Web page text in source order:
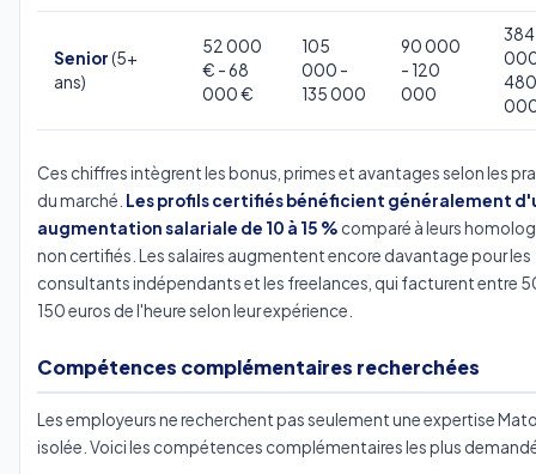
Senior(5+
ans)
52 000
€ - 68
000 €
105
000 -
135 000
90 000
- 120
000
384
480
Ces chiffres intègrent les bonus, primes et avantages selon les
du marché. Les profils certifiés bénéficient généralement
augmentation salariale de 10 à 15 % comparé à leurs
non certifiés. Les salaires augmentent encore davantage pour les
consultants indépendants et les freelances, qui facturent entre
150 euros de l'heure selon leur expérience.
Compétences complémentaires recherchées
Les employeurs ne recherchent pas seulement une expertise
isolée. Voici les compétences complémentaires les plus